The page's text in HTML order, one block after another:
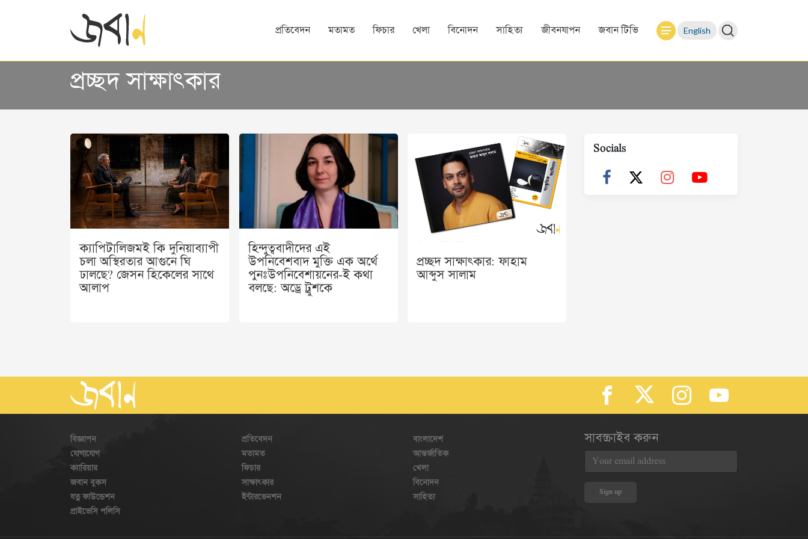
প্রতিবেদন মতামত ফিচার খেলা বিনোদন সাহিত্য জীবনযাপন জবান টিভি English
প্রচ্ছদ সাক্ষাৎকার
ক্যাপিটালিজমই কি দুনিয়াব্যাপী
চলা অস্থিরতার আগুনে ঘি
ঢালছে? জেসন হিকেলের সাথে
আলাপ
হিন্দুত্ববাদীদের এই
উপনিবেশবাদ মুক্তি এক অর্থে
পুনঃউপনিবেশায়নের-ই কথা
বলছে: অড্রে ট্রুশকে
প্রচ্ছদ সাক্ষাৎকার: ফাহাম
আব্দুস সালাম
Socials
বিজ্ঞাপন
যোগাযোগ
ক্যারিয়ার
জবান বুকস
যত্ন ফাউন্ডেশন
প্রাইভেসি পলিসি
প্রতিবেদন
মতামত
ফিচার
সাক্ষাৎকার
ইন্টারভেনশন
বাংলাদেশ
আন্তর্জাতিক
খেলা
বিনোদন
সাহিত্য
সাবস্ক্রাইব করুন